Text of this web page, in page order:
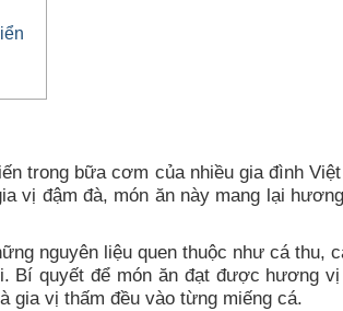
trong bữa cơm của nhiều gia đình
vị đậm đà, món ăn này mang lại
nguyên liệu quen thuộc như cá thu,
Bí quyết để món ăn đạt được hương
vị thấm đều vào từng miếng cá.